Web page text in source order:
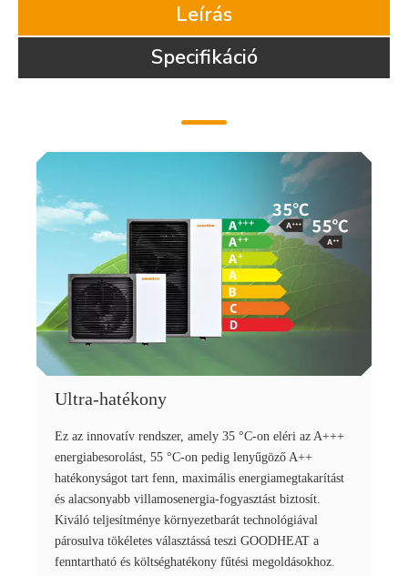
Leírás
Specifikáció
Ultra-hatékony
Ez az innovatív rendszer, amely 35 °C-on eléri az A+++
energiabesorolást, 55 °C-on pedig lenyűgöző A++
hatékonyságot tart fenn, maximális energiamegtakarítást
és alacsonyabb villamosenergia-fogyasztást biztosít.
Kiváló teljesítménye környezetbarát technológiával
párosulva tökéletes választássá teszi GOODHEAT a
fenntartható és költséghatékony fűtési megoldásokhoz.